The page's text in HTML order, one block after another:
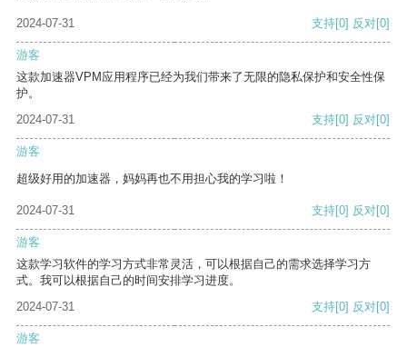
2024-07-31 支持[0] 反对[0]
游客
这款加速器VPM应用程序已经为我们带来了无限的隐私保护和安全性保
护。
2024-07-31
支持[0] 反对[0]
游客
超级好用的加速器，妈妈再也不用担心我的学习啦！
2024-07-31 支持[0] 反对[0]
游客
这款学习软件的学习方式非常灵活，可以根据自己的需求选择学习方
式。我可以根据自己的时间安排学习进度。
2024-07-31
支持[0] 反对[0]
游客